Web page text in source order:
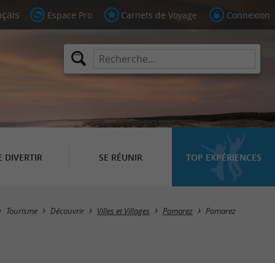
Espace Pro Carnets de Voyage Connexion
DIVERTIR SE RÉUNIR TOP EXPÉRIENCES
Tourisme Découvrir Villes et Villages Pomarez Pomarez